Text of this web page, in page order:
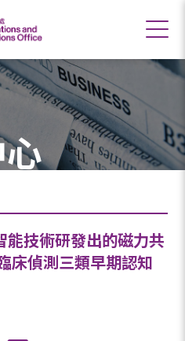
能技術研發出的磁力共
床偵測三類早期認知